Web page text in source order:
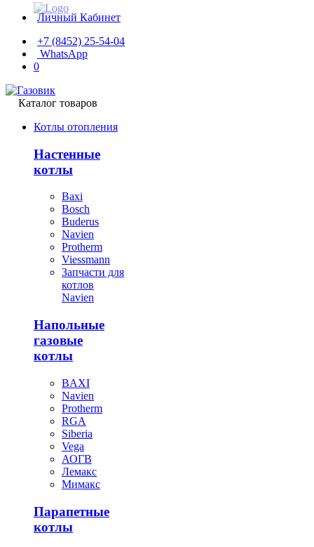
Личный Кабинет
+7 (8452) 25-54-04
WhatsApp
0
Каталог товаров
Котлы отопления
Настенные
котлы
Baxi
Bosch
Buderus
Navien
Protherm
Viessmann
Запчасти для
котлов
Navien
Напольные
газовые
котлы
BAXI
Navien
Protherm
RGA
Siberia
Vega
АОГВ
Лемакс
Мимакс
Парапетные
котлы